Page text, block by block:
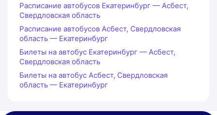
Расписание автобусов Екатеринбург — Асбест,
Свердловская область
Расписание автобусов Асбест, Свердловская
область — Екатеринбург
Билеты на автобус Екатеринбург — Асбест,
Свердловская область
Билеты на автобус Асбест, Свердловская
область — Екатеринбург